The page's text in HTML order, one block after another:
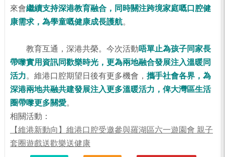
來會繼續支持深港教育融合，同時關注跨境家庭嘅口腔健
康需求，為學童嘅健康成長護航。
教育互通，深港共榮。今次活動唔單止為孩子同家長
帶嚟實用資訊同歡樂時光，更為兩地融合發展注入溫暖同
活力。維港口腔期望日後有更多機會， 攜手社會各界，為
深港兩地共融共建發展注入更多溫暖活力，俾大灣區生活
圈帶嚟更多關愛。
相關活動：
【維港新動向】維港口腔受邀參與羅湖區六一遊園會 親子
套圈遊戲送歡樂送健康